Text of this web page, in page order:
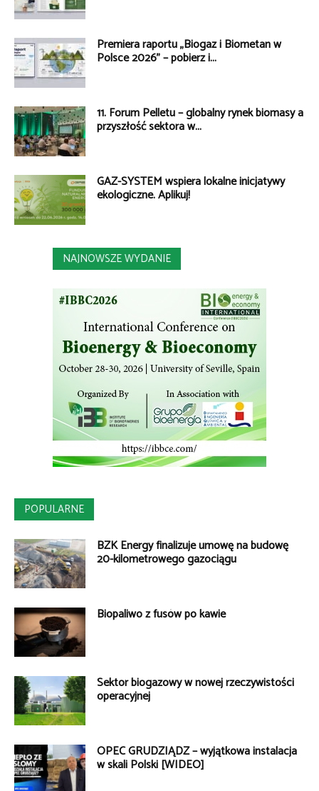
Premiera raportu „Biogaz i Biometan w
Polsce 2026” – pobierz i...
11. Forum Pelletu – globalny rynek biomasy a
przyszłość sektora w...
GAZ-SYSTEM wspiera lokalne inicjatywy
ekologiczne. Aplikuj!
NAJNOWSZE WYDANIE
POPULARNE
BZK Energy finalizuje umowę na budowę
20-kilometrowego gazociągu
Biopaliwo z fusów po kawie
Sektor biogazowy w nowej rzeczywistości
operacyjnej
OPEC GRUDZIĄDZ – wyjątkowa instalacja
w skali Polski [WIDEO]